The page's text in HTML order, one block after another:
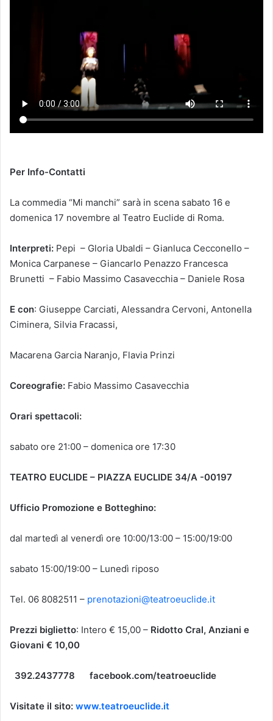
Per Info-Contatti
La commedia “Mi manchi” sarà in scena sabato 16 e
domenica 17 novembre al Teatro Euclide di Roma.
Interpreti: Pepi – Gloria Ubaldi – Gianluca Cecconello –
Monica Carpanese – Giancarlo Penazzo Francesca
Brunetti – Fabio Massimo Casavecchia – Daniele Rosa
E con: Giuseppe Carciati, Alessandra Cervoni, Antonella
Ciminera, Silvia Fracassi,
Macarena Garcia Naranjo, Flavia Prinzi
Coreografie: Fabio Massimo Casavecchia
Orari spettacoli:
sabato ore 21:00 – domenica ore 17:30
TEATRO EUCLIDE – PIAZZA EUCLIDE 34/A -00197
Ufficio Promozione e Botteghino:
dal martedì al venerdì ore 10:00/13:00 – 15:00/19:00
sabato 15:00/19:00 – Lunedì riposo
Tel. 06 8082511 – prenotazioni@teatroeuclide.it
Prezzi biglietto: Intero € 15,00 – Ridotto Cral, Anziani e
Giovani € 10,00
392.2437778 facebook.com/teatroeuclide
Visitate il sito: www.teatroeuclide.it